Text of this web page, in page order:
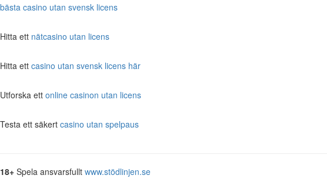
bästa casino utan svensk licens
Hitta ett nätcasino utan licens
Hitta ett casino utan svensk licens här
Utforska ett online casinon utan licens
Testa ett säkert casino utan spelpaus
18+ Spela ansvarsfullt www.stödlinjen.se